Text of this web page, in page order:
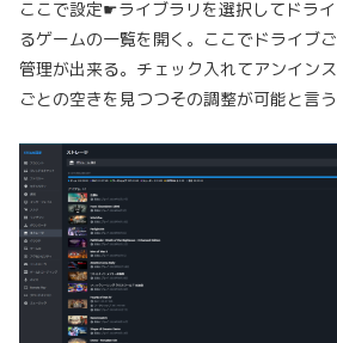
ここで設定☛ライブラリを選択してドラ
るゲームの一覧を開く。ここでドライブ
管理が出来る。チェック入れてアンイン
ごとの空きを見つつその調整が可能と言う